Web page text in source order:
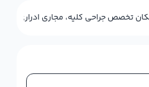
تخصص جراحی کلیه، مجاری ادراری و